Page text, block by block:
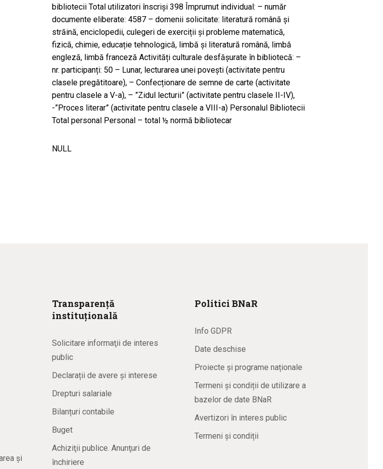
bibliotecii Total utilizatori înscriși 398 Împrumut individual: – număr
documente eliberate: 4587 – domenii solicitate: literatură română și
străină, enciclopedii, culegeri de exerciții și probleme matematică,
fizică, chimie, educație tehnologică, limbă și literatură română, limbă
engleză, limbă franceză Activități culturale desfășurate în bibliotecă: –
nr. participanți: 50 – Lunar, lecturarea unei povești (activitate pentru
clasele pregătitoare), – Confecționare de semne de carte (activitate
pentru clasele a V-a), – ”Zidul lecturii” (activitate pentru clasele II-IV),
-”Proces literar” (activitate pentru clasele a VIII-a) Personalul Bibliotecii
Total personal Personal – total ½ normă bibliotecar
NULL
și
Transparență
instituțională
Solicitare informaţii de interes
public
Declarații de avere și interese
Drepturi salariale
Bilanțuri contabile
Buget
Achiziţii publice. Anunţuri de
închiriere
Politici BNaR
Info GDPR
Date deschise
Proiecte și programe naționale
Termeni și condiții de utilizare a
bazelor de date BNaR
Avertizori în interes public
Termeni și condiții